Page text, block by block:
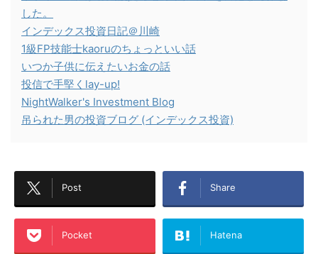
した。
インデックス投資日記＠川崎
1級FP技能士kaoruのちょっといい話
いつか子供に伝えたいお金の話
投信で手堅くlay-up!
NightWalker's Investment Blog
吊られた男の投資ブログ (インデックス投資)
Post Share
Pocket Hatena